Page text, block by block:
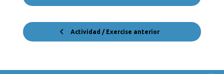
Actividad / Exercise anterior